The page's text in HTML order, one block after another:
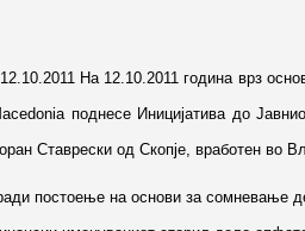
12.10.2011 На 12.10.2011 година врз
поднесе Иницијатива до
Ставрески од Скопје, вработен во
постоење на основи за